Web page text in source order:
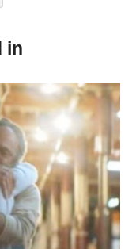
σας ασφαλείς;
και εμείς
και
ερχόμαστε για
και δεν ξέρουμε
Όλοι οι
εδώ θα κάνουν
in